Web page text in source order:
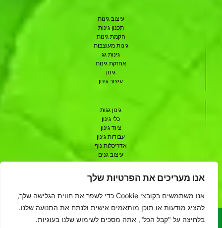
אנו מעריכים את הפרטיות שלך
אנו משתמשים בקובצי Cookie כדי לשפר את חווית הגלישה שלך,
להציג מודעות או תוכן מותאמים אישית ולנתח את התנועה שלנו.
בלחיצה על "קבל הכל", אתה מסכים לשימוש שלנו בעוגיות.
עיצוב גינות
תכנון גינות
הקמת גינות
גינות מעוצבות
גינות גג
אחזקת גינות
גינון
עיצוב גינון
גינון גגות
כלי גינון
ציוד גינון
עבודות גינון
אדריכלות נוף
עיצוב גנים
תכנון גנים
אדריכל נוף
האתר הינו אתר פרסומי המאגד בתוכו בעלי מקצוע מהתחום. אין בעלי האתר